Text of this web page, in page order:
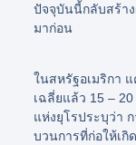
ปัจจุบันนี้กลับสร้า
มาก่อน
ในสหรัฐอเมริกา
เฉลี่ยแล้ว 15 –
แห่งยุโรประบุว่า
บวนการที่ก่อให้เ